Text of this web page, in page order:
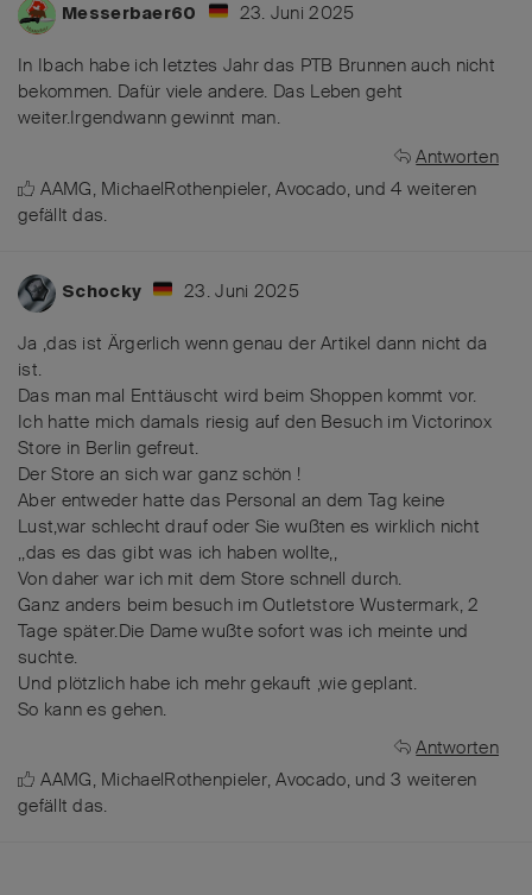
Messerbaer60 23. Juni 2025
In Ibach habe ich letztes Jahr das PTB Brunnen auch nicht
bekommen. Dafür viele andere. Das Leben geht
weiter.Irgendwann gewinnt man.
Antworten
AAMG, MichaelRothenpieler,Avocado, und4 weiteren
gefällt das.
Schocky 23. Juni 2025
Ja ,das ist Ärgerlich wenn genau der Artikel dann nicht da
ist.
Das man mal Enttäuscht wird beim Shoppen kommt vor.
Ich hatte mich damals riesig auf den Besuch im Victorinox
Store in Berlin gefreut.
Der Store an sich war ganz schön !
Aber entweder hatte das Personal an dem Tag keine
Lust,war schlecht drauf oder Sie wußten es wirklich nicht
,,das es das gibt was ich haben wollte,,
Von daher war ich mit dem Store schnell durch.
Ganz anders beim besuch im Outletstore Wustermark, 2
Tage später.Die Dame wußte sofort was ich meinte und
suchte.
Und plötzlich habe ich mehr gekauft ,wie geplant.
So kann es gehen.
Antworten
AAMG, MichaelRothenpieler,Avocado, und3 weiteren
gefällt das.